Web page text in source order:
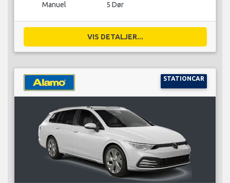
Manuel 5 Dør
VIS DETALJER...
STATIONCAR